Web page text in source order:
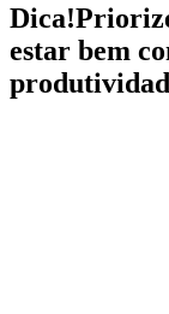
Dica!
estar bem